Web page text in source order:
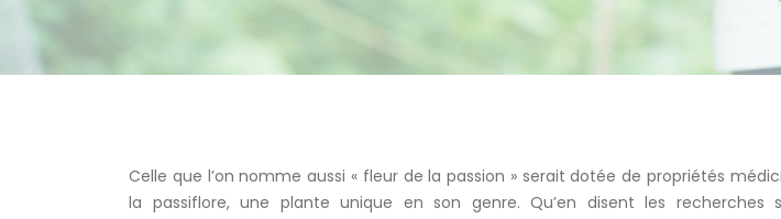
Celle que l’on nomme aussi « fleur de la passion » serait dotée de propriétés
la passiflore, une plante unique en son genre. Qu’en disent les recherches